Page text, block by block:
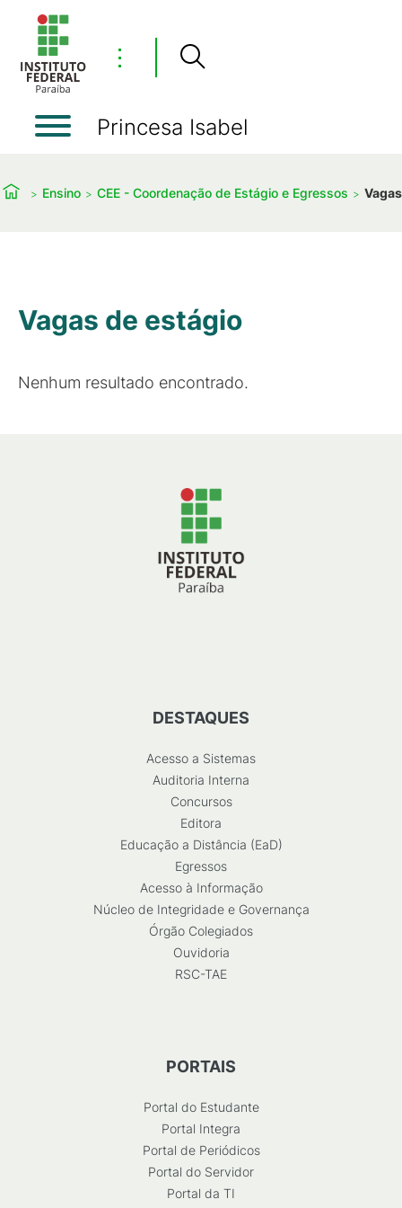
⋮
Princesa Isabel
Ensino CEE - Coordenação de Estágio e Egressos
Vagas de estágio
Nenhum resultado encontrado.
DESTAQUES
Acesso a Sistemas
Auditoria Interna
Concursos
Editora
Educação a Distância (EaD)
Egressos
Acesso à Informação
Núcleo de Integridade e Governança
Órgão Colegiados
Ouvidoria
RSC-TAE
PORTAIS
Portal do Estudante
Portal Integra
Portal de Periódicos
Portal do Servidor
Portal da TI